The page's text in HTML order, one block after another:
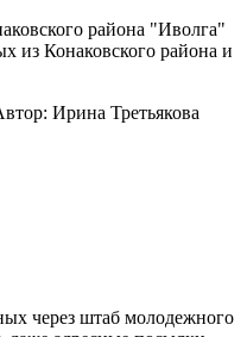
района "Иволга"
из Конаковского района и
Ирина Третьякова
через штаб молодежного